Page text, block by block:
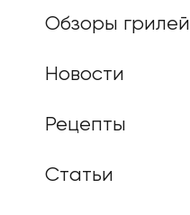
Обзоры грилей
Новости
Рецепты
Статьи